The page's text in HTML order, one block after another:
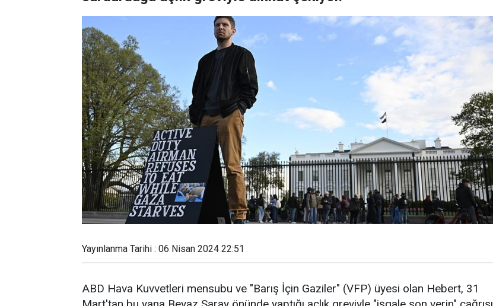
Yayınlanma Tarihi : 06 Nisan 2024 22:51
ABD Hava Kuvvetleri mensubu ve "Barış İçin Gaziler" (VFP) üyesi olan Hebert, 31